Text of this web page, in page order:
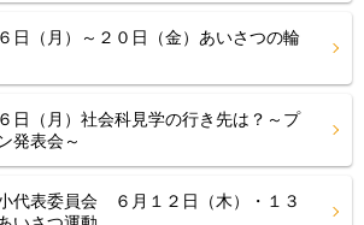
日（月）～２０日（金）あいさつの輪
日（月）社会科見学の行き先は？～プ
発表会～
代表委員会 ６月１２日（木）・１３